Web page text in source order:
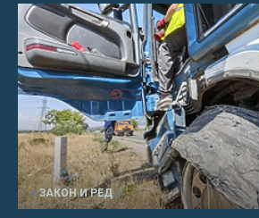
ЗАКОН И РЕД